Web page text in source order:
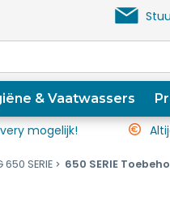
& Vaatwassers
mogelijk!
SERIE 650 SERIE